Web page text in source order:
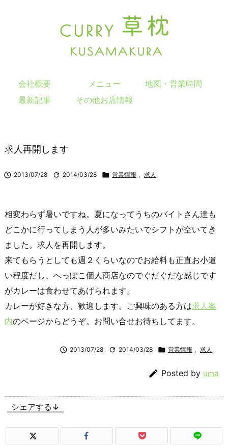
会社概要 メニュー
地図・営業時間
最新記事
その他お店情報
求人再開します
 2013/07/28  2014/03/28  営業情報 , 求人
相変わらず暑いですね。夏になってうちのバイトさん達も
どこかに行ってしまう人が多いみたいでシフトが空いてき
ました。求人を再開します。
来てもらうとしても週２くらいなのでお給料も正直お小遣
い程度だし、へっぽこ個人商店なのでぐだぐだな感じです
がカレーは食わせてあげられます。
カレーが好きな方、歓迎します。ご興味のある方は求人案
内のページからどうぞ。お問い合せお待ちしてます。
 2013/07/28  2014/03/28  営業情報 , 求人
 Posted by uma
シェアする↓